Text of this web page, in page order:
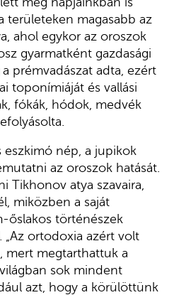
területeken magasabb az
ahol egykor az oroszok
gyarmatként gazdasági
prémvadászat adta, ezért
toponímiáját és vallási
fókák, hódok, medvék
eszkimó nép, a jupikok
az oroszok hatását.
Tikhonov atya szavaira,
miközben a saját
őslakos történészek
„Az ortodoxia azért volt
mert megtarthattuk a
sok mindent
azt, hogy a körülöttünk